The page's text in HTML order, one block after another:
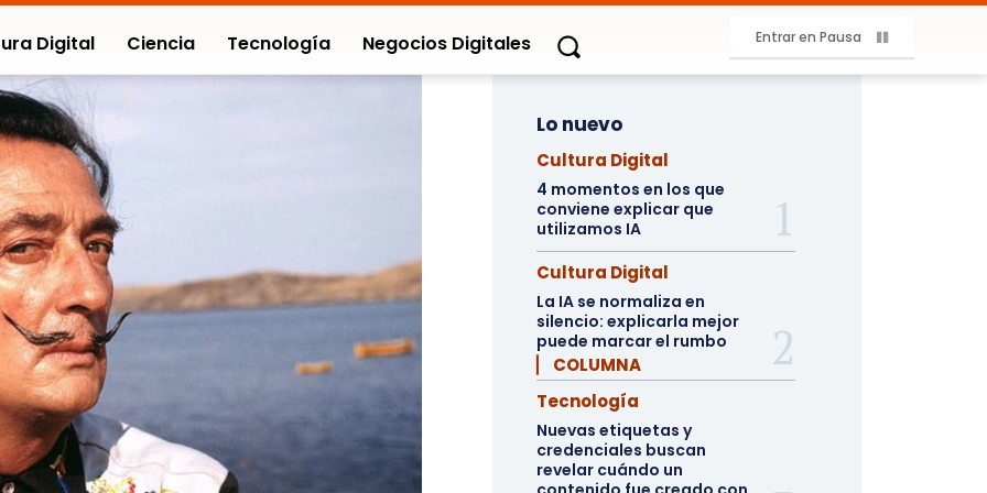
Digital Ciencia Tecnología Negocios Digitales Entrar en Pausa
Lo nuevo
Cultura Digital
4 momentos en los que
conviene explicar que
utilizamos IA
Cultura Digital
La IA se normaliza en
silencio: explicarla mejor
puede marcar el rumbo
▏ COLUMNA
Tecnología
Nuevas etiquetas y
credenciales buscan
revelar cuándo un